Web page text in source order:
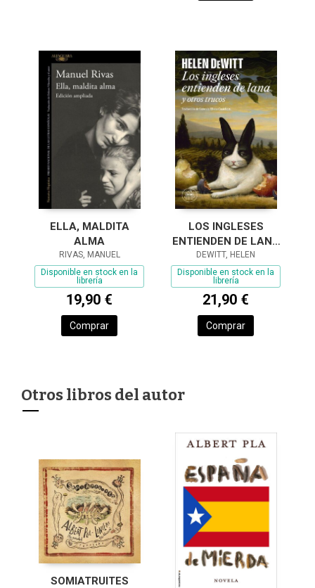
ELLA, MALDITA
ALMA
RIVAS, MANUEL
Disponible en stock en la
librería
19,90 €
Comprar
LOS INGLESES
ENTIENDEN DE LANA
(Y OTROS TRUCOS)
DEWITT, HELEN
Disponible en stock en la
librería
21,90 €
Comprar
Otros libros del autor
SOMIATRUITES